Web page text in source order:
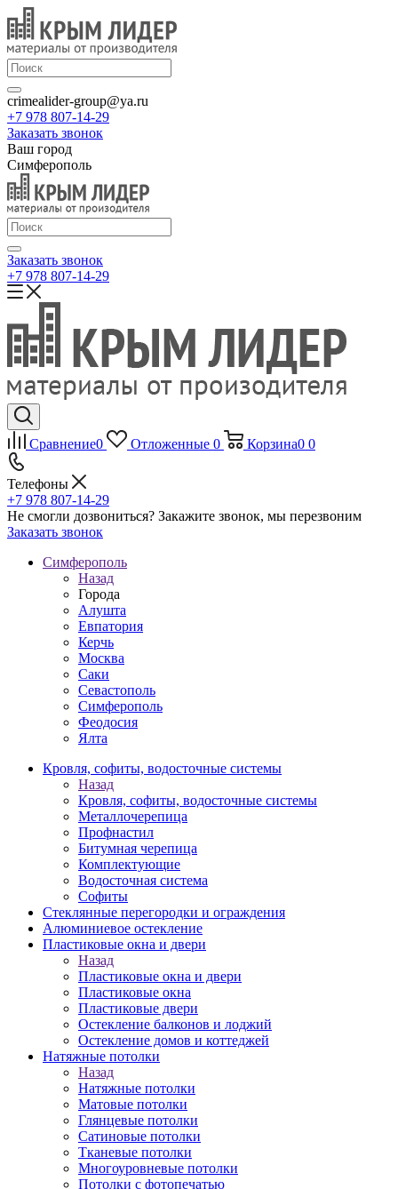
crimealider-group@ya.ru
+7 978 807-14-29
Заказать звонок
Ваш город
Симферополь
Заказать звонок
+7 978 807-14-29
Сравнение0 Отложенные 0 Корзина0 0
Телефоны
+7 978 807-14-29
Не смогли дозвониться? Закажите звонок, мы перезвоним
Заказать звонок
Симферополь
Назад
Города
Алушта
Евпатория
Керчь
Москва
Саки
Севастополь
Симферополь
Феодосия
Ялта
Кровля, софиты, водосточные системы
Назад
Кровля, софиты, водосточные системы
Металлочерепица
Профнастил
Битумная черепица
Комплектующие
Водосточная система
Софиты
Стеклянные перегородки и ограждения
Алюминиевое остекление
Пластиковые окна и двери
Назад
Пластиковые окна и двери
Пластиковые окна
Пластиковые двери
Остекление балконов и лоджий
Остекление домов и коттеджей
Натяжные потолки
Назад
Натяжные потолки
Матовые потолки
Глянцевые потолки
Сатиновые потолки
Тканевые потолки
Многоуровневые потолки
Потолки с фотопечатью